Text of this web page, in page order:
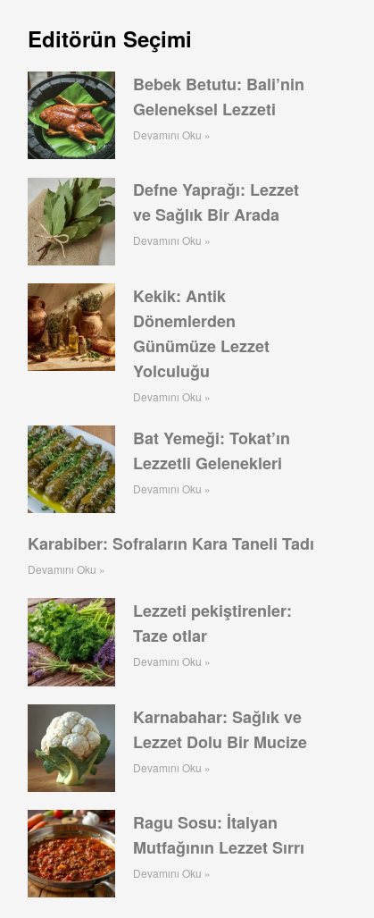
Editörün Seçimi
Bebek Betutu: Bali’nin
Geleneksel Lezzeti
Devamını Oku »
Defne Yaprağı: Lezzet
ve Sağlık Bir Arada
Devamını Oku »
Kekik: Antik
Dönemlerden
Günümüze Lezzet
Yolculuğu
Devamını Oku »
Bat Yemeği: Tokat’ın
Lezzetli Gelenekleri
Devamını Oku »
Karabiber: Sofraların Kara Taneli Tadı
Devamını Oku »
Lezzeti pekiştirenler:
Taze otlar
Devamını Oku »
Karnabahar: Sağlık ve
Lezzet Dolu Bir Mucize
Devamını Oku »
Ragu Sosu: İtalyan
Mutfağının Lezzet Sırrı
Devamını Oku »